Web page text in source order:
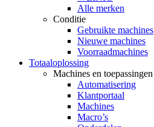
Alle merken
Conditie
Gebruikte machines
Nieuwe machines
Voorraadmachines
Totaaloplossing
Machines en toepassingen
Automatisering
Klantportaal
Machines
Macro’s